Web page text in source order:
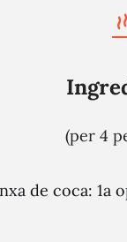
(per 4
de coca: 1a